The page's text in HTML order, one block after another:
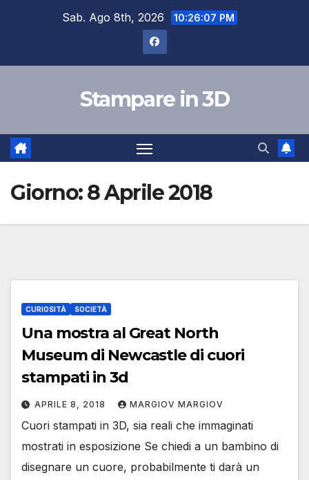
Sab. Ago 8th, 2026 10:26:07 PM
Stampare in 3D
Giorno:8 Aprile 2018
CURIOSITÀ SOCIETÀ
Una mostra al Great North
Museum di Newcastle di cuori
stampati in 3d
APRILE 8, 2018 MARGIOV MARGIOV
Cuori stampati in 3D, sia reali che immaginati
mostrati in esposizione Se chiedi a un bambino di
disegnare un cuore, probabilmente ti darà un